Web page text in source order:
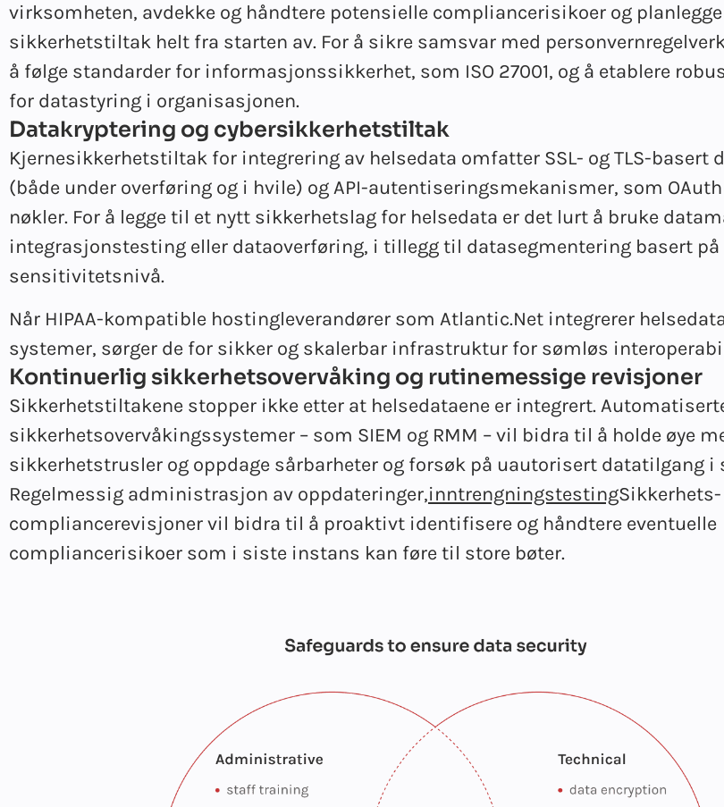
virksomheten, avdekke og håndtere potensielle compliancerisikoer og planlegge
sikkerhetstiltak helt fra starten av. For å sikre samsvar med
å følge standarder for informasjonssikkerhet, som ISO 27001, og å etablere
for datastyring i organisasjonen.
Datakryptering og cybersikkerhetstiltak
Kjernesikkerhetstiltak for integrering av helsedata omfatter SSL- og TLS-basert
(både under overføring og i hvile) og API-autentiseringsmekanismer, som OAuth
nøkler. For å legge til et nytt sikkerhetslag for helsedata er det lurt å bruke
integrasjonstesting eller dataoverføring, i tillegg til datasegmentering basert på
sensitivitetsnivå.
Når HIPAA-kompatible hostingleverandører som Atlantic.Net integrerer
systemer, sørger de for sikker og skalerbar infrastruktur for sømløs
Kontinuerlig sikkerhetsovervåking og rutinemessige revisjoner
Sikkerhetstiltakene stopper ikke etter at helsedataene er integrert.
sikkerhetsovervåkingssystemer – som SIEM og RMM – vil bidra til å holde øye
sikkerhetstrusler og oppdage sårbarheter og forsøk på uautorisert datatilgang i
Regelmessig administrasjon av oppdateringer,inntrengningstestingSikkerhets-
compliancerevisjoner vil bidra til å proaktivt identifisere og håndtere eventuelle
compliancerisikoer som i siste instans kan føre til store bøter.